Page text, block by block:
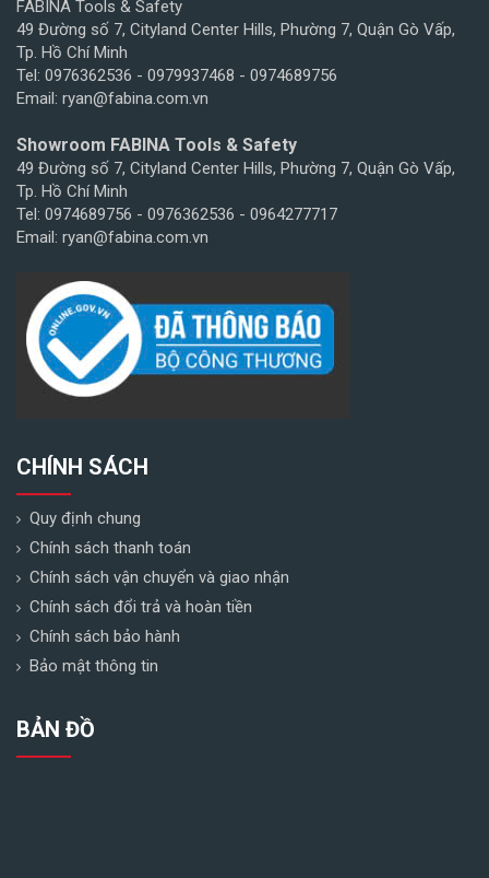
FABINA Tools & Safety
49 Đường số 7, Cityland Center Hills, Phường 7, Quận Gò Vấp,
Tp. Hồ Chí Minh
Tel: 0976362536 - 0979937468 - 0974689756
Email: ryan@fabina.com.vn
Showroom FABINA Tools & Safety
49 Đường số 7, Cityland Center Hills, Phường 7, Quận Gò Vấp,
Tp. Hồ Chí Minh
Tel: 0974689756 - 0976362536 - 0964277717
Email: ryan@fabina.com.vn
CHÍNH SÁCH
Quy định chung
Chính sách thanh toán
Chính sách vận chuyển và giao nhận
Chính sách đổi trả và hoàn tiền
Chính sách bảo hành
Bảo mật thông tin
BẢN ĐỒ